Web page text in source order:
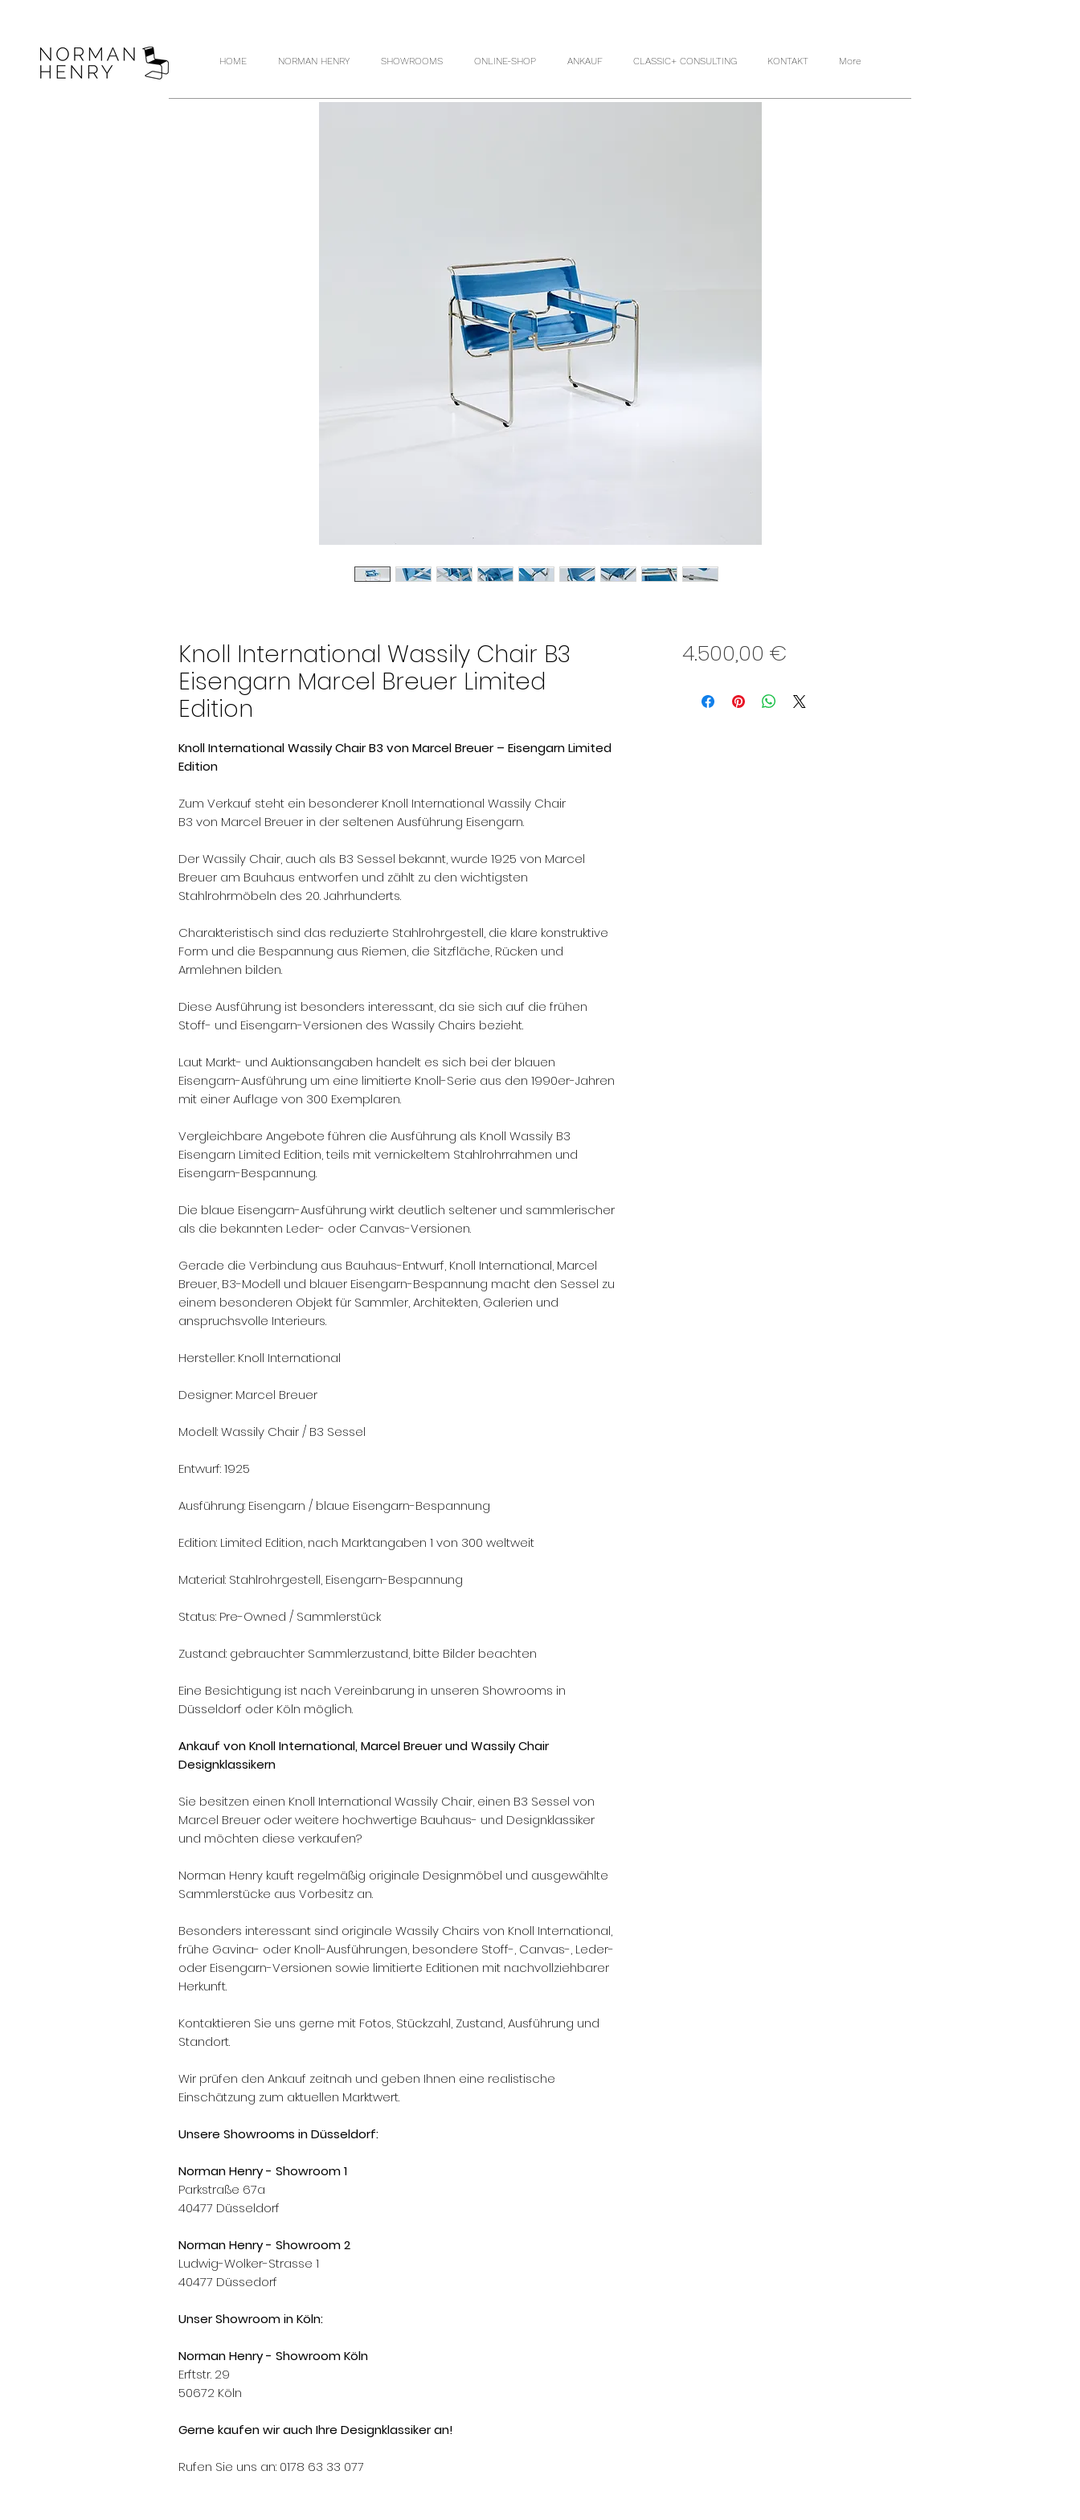
HOME NORMAN HENRY SHOWROOMS ONLINE-SHOP ANKAUF CLASSIC+ CONSULTING KONTAKT More
Knoll International Wassily Chair B3
Eisengarn Marcel Breuer Limited
Edition
Knoll International Wassily Chair B3 von Marcel Breuer – Eisengarn Limited
Edition
Zum Verkauf steht ein besonderer Knoll International Wassily Chair
B3 von Marcel Breuer in der seltenen Ausführung Eisengarn.
Der Wassily Chair, auch als B3 Sessel bekannt, wurde 1925 von Marcel
Breuer am Bauhaus entworfen und zählt zu den wichtigsten
Stahlrohrmöbeln des 20. Jahrhunderts.
Charakteristisch sind das reduzierte Stahlrohrgestell, die klare konstruktive
Form und die Bespannung aus Riemen, die Sitzfläche, Rücken und
Armlehnen bilden.
Diese Ausführung ist besonders interessant, da sie sich auf die frühen
Stoff- und Eisengarn-Versionen des Wassily Chairs bezieht.
Laut Markt- und Auktionsangaben handelt es sich bei der blauen
Eisengarn-Ausführung um eine limitierte Knoll-Serie aus den 1990er-Jahren
mit einer Auflage von 300 Exemplaren.
Vergleichbare Angebote führen die Ausführung als Knoll Wassily B3
Eisengarn Limited Edition, teils mit vernickeltem Stahlrohrrahmen und
Eisengarn-Bespannung.
Die blaue Eisengarn-Ausführung wirkt deutlich seltener und sammlerischer
als die bekannten Leder- oder Canvas-Versionen.
Gerade die Verbindung aus Bauhaus-Entwurf, Knoll International, Marcel
Breuer, B3-Modell und blauer Eisengarn-Bespannung macht den Sessel zu
einem besonderen Objekt für Sammler, Architekten, Galerien und
anspruchsvolle Interieurs.
Hersteller: Knoll International
Designer: Marcel Breuer
Modell: Wassily Chair / B3 Sessel
Entwurf: 1925
Ausführung: Eisengarn / blaue Eisengarn-Bespannung
Edition: Limited Edition, nach Marktangaben 1 von 300 weltweit
Material: Stahlrohrgestell, Eisengarn-Bespannung
Status: Pre-Owned / Sammlerstück
Zustand: gebrauchter Sammlerzustand, bitte Bilder beachten
Eine Besichtigung ist nach Vereinbarung in unseren Showrooms in
Düsseldorf oder Köln möglich.
Ankauf von Knoll International, Marcel Breuer und Wassily Chair
Designklassikern
Sie besitzen einen Knoll International Wassily Chair, einen B3 Sessel von
Marcel Breuer oder weitere hochwertige Bauhaus- und Designklassiker
und möchten diese verkaufen?
Norman Henry kauft regelmäßig originale Designmöbel und ausgewählte
Sammlerstücke aus Vorbesitz an.
Besonders interessant sind originale Wassily Chairs von Knoll International,
frühe Gavina- oder Knoll-Ausführungen, besondere Stoff-, Canvas-, Leder-
oder Eisengarn-Versionen sowie limitierte Editionen mit nachvollziehbarer
Herkunft.
Kontaktieren Sie uns gerne mit Fotos, Stückzahl, Zustand, Ausführung und
Standort.
Wir prüfen den Ankauf zeitnah und geben Ihnen eine realistische
Einschätzung zum aktuellen Marktwert.
Unsere Showrooms in Düsseldorf:
Norman Henry - Showroom 1
Parkstraße 67a
40477 Düsseldorf
Norman Henry - Showroom 2
Ludwig-Wolker-Strasse 1
40477 Düssedorf
Unser Showroom in Köln:
Norman Henry - Showroom Köln
Erftstr. 29
50672 Köln
Gerne kaufen wir auch Ihre Designklassiker an!
Rufen Sie uns an: 0178 63 33 077
4.500,00 €Preis